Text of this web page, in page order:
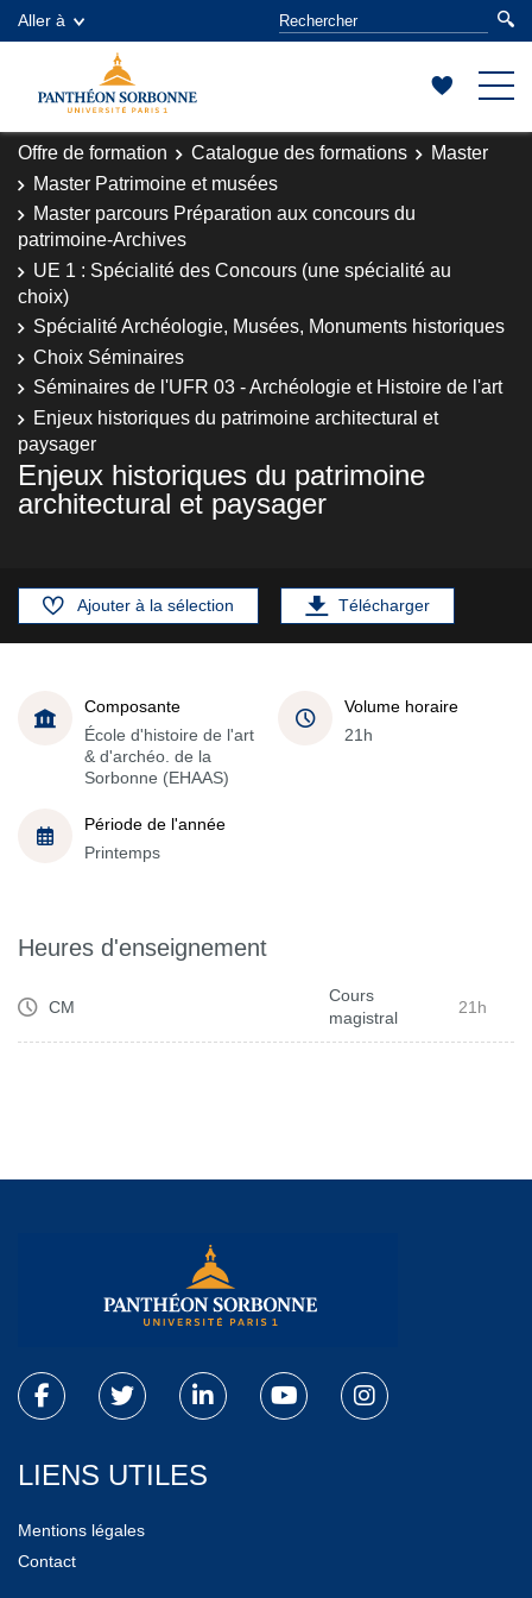
Aller à
Offre de formation Catalogue des formations
Master
Master Patrimoine et musées
Master parcours Préparation aux concours du
patrimoine-Archives
UE 1 : Spécialité des Concours (une spécialité au
choix)
Spécialité Archéologie, Musées, Monuments historiques
Choix Séminaires
Séminaires de l'UFR 03 - Archéologie et Histoire de l'art
Enjeux historiques du patrimoine architectural et
paysager
Enjeux historiques du patrimoine
architectural et paysager
Ajouter à la sélection Télécharger
Composante
École d'histoire de l'art
& d'archéo. de la
Sorbonne (EHAAS)
Volume horaire
21h
Période de l'année
Printemps
Heures d'enseignement
CM
Cours
magistral
21h
LIENS UTILES
Mentions légales
Contact